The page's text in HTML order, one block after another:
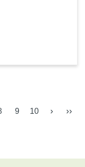
9 10 › ››